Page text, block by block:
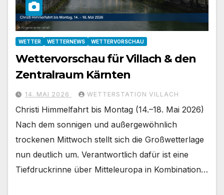
WETTER WETTERNEWS WETTERVORSCHAU
Wettervorschau für Villach & den
Zentralraum Kärnten
14. MAI 2026 WETTERSTATION VILLACH
Christi Himmelfahrt bis Montag (14.–18. Mai 2026)
Nach dem sonnigen und außergewöhnlich
trockenen Mittwoch stellt sich die Großwetterlage
nun deutlich um. Verantwortlich dafür ist eine
Tiefdruckrinne über Mitteleuropa in Kombination…